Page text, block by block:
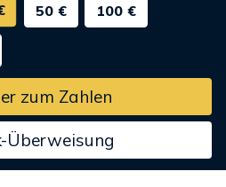
50 € 100 €
zum Zahlen
Überweisung